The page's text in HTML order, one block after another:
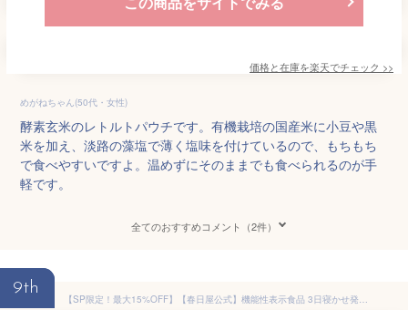
価格と在庫を楽天でチェック >>
めがねちゃん(50代・女性)
酵素玄米のレトルトパウチです。有機栽培の国産米に小豆や黒
米を加え、淡路の藻塩で薄く塩味を付けているので、もちもち
で食べやすいですよ。温めずにそのままでも食べられるのが手
軽です。
全てのおすすめコメント（2件）
9th
【SP限定！最大15%OFF】【春日屋公式】機能性表示食品 3日寝かせ発芽酵素玄米ごはん＋GABA【7食/14食/21食/28食/30食】発芽玄米 酵素玄米 発酵玄米 寝かせ玄米 玄米 レトルト 玄米パック 血圧低下 機能性表示食品